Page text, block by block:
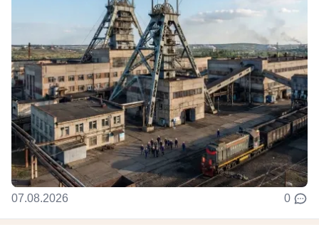
07.08.2026 0